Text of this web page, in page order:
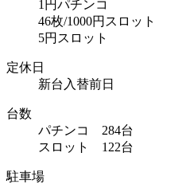
1円パチンコ
46枚/1000円スロット
5円スロット
定休日
新台入替前日
台数
パチンコ 284台
スロット 122台
駐車場